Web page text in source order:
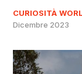
CURIOSITÀ
Dicembre 2023